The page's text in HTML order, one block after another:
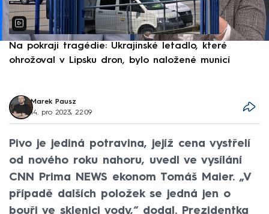
Na pokraji tragédie: Ukrajinské letadlo, které
ohrožoval v Lipsku dron, bylo naložené municí
Marek Pausz
14. pro 2023, 22:09
Pivo je jediná potravina, jejíž cena vystřelí
od nového roku nahoru, uvedl ve vysílání
CNN Prima NEWS ekonom Tomáš Maier. „V
případě dalších položek se jedná jen o
bouři ve sklenici vody,“ dodal. Prezidentka